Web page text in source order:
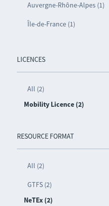
Auvergne-Rhône-Alpes (1)
Île-de-France (1)
LICENCES
All (2)
Mobility Licence (2)
RESOURCE FORMAT
All (2)
GTFS (2)
NeTEx (2)